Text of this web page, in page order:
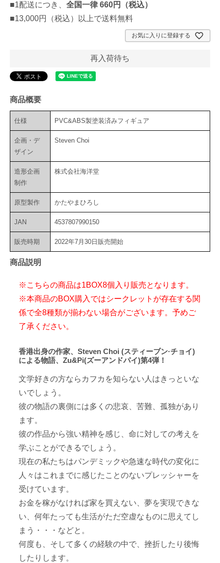
■1配送につき、 全国一律 660円（税込）
■13,000円（税込）以上で送料無料
お気に入りに登録する
再入荷待ち
商品概要
仕様 PVC&ABS製塗装済みフィギュア
企画・デ
ザイン
Steven Choi
造形企画
制作
株式会社海洋堂
原型製作 かたやまひろし
JAN 4537807990150
販売時期 2022年7月30日販売開始
商品説明
※こちらの商品は1BOX8個入り販売となります。
※本商品のBOX購入ではシークレットが存在する関
係で全8種類が揃わない場合がございます。予めご
了承ください。
香港出身の作家、Steven Choi (スティーブン·チョイ)
による物語、Zu&Pi(ズーアンドパイ)第4弾！
文学好きの方ならカフカを知らない人はきっといな
いでしょう。
彼の物語の裏側には多くの悲哀、苦難、孤独があり
ます。
彼の作品から強い精神を感じ、命に対しての考えを
学ぶことができるでしょう。
現在の私たちはパンデミックや急速な時代の変化に
人々はこれまでに感じたことのないプレッシャーを
受けています。
お金を稼がなければ家を買えない、夢を実現できな
い、何年たっても生活がただ空虚なものに思えてし
まう・・・などと。
何度も、そして多くの経験の中で、挫折したり後悔
したりします。